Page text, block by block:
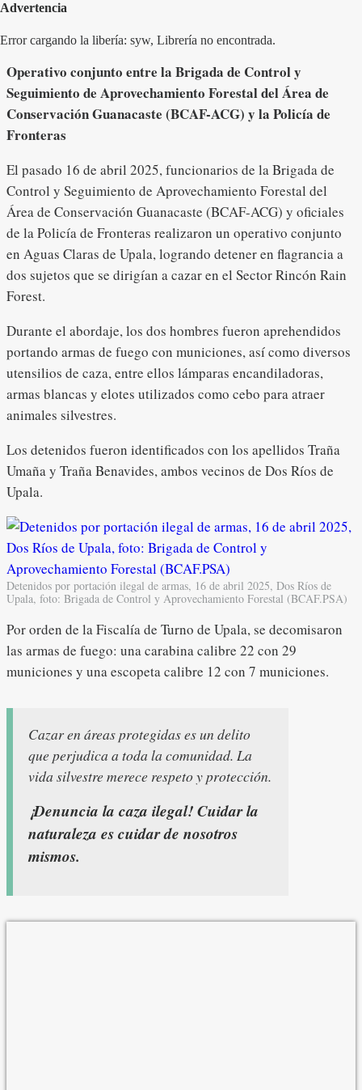
Advertencia
Error cargando la libería: syw, Librería no encontrada.
Operativo conjunto entre la Brigada de Control y
Seguimiento de Aprovechamiento Forestal del Área de
Conservación Guanacaste (BCAF-ACG) y la Policía de
Fronteras
El pasado 16 de abril 2025, funcionarios de la Brigada de
Control y Seguimiento de Aprovechamiento Forestal del
Área de Conservación Guanacaste (BCAF-ACG) y oficiales
de la Policía de Fronteras realizaron un operativo conjunto
en Aguas Claras de Upala, logrando detener en flagrancia a
dos sujetos que se dirigían a cazar en el Sector Rincón Rain
Forest.
Durante el abordaje, los dos hombres fueron aprehendidos
portando armas de fuego con municiones, así como diversos
utensilios de caza, entre ellos lámparas encandiladoras,
armas blancas y elotes utilizados como cebo para atraer
animales silvestres.
Los detenidos fueron identificados con los apellidos Traña
Umaña y Traña Benavides, ambos vecinos de Dos Ríos de
Upala.
Detenidos por portación ilegal de armas, 16 de abril 2025, Dos Ríos de
Upala, foto: Brigada de Control y Aprovechamiento Forestal (BCAF.PSA)
Por orden de la Fiscalía de Turno de Upala, se decomisaron
las armas de fuego: una carabina calibre 22 con 29
municiones y una escopeta calibre 12 con 7 municiones.
Cazar en áreas protegidas es un delito
que perjudica a toda la comunidad. La
vida silvestre merece respeto y protección.
¡Denuncia la caza ilegal! Cuidar la
naturaleza es cuidar de nosotros
mismos.